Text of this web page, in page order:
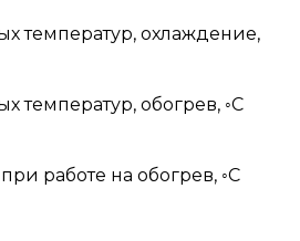
температур, охлаждение,
температур, обогрев, ◦С
работе на обогрев, ◦С